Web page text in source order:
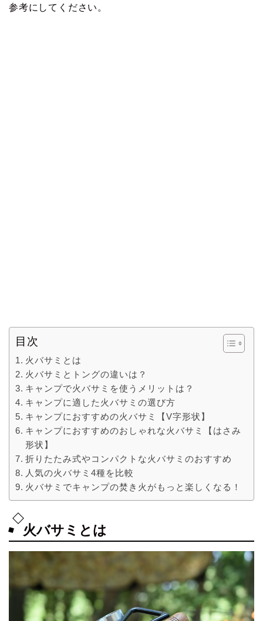
参考にしてください。
目次
火バサミとは
火バサミとトングの違いは？
キャンプで火バサミを使うメリットは？
キャンプに適した火バサミの選び方
キャンプにおすすめの火バサミ【V字形状】
キャンプにおすすめのおしゃれな火バサミ【はさみ
形状】
折りたたみ式やコンパクトな火バサミのおすすめ
人気の火バサミ4種を比較
火バサミでキャンプの焚き火がもっと楽しくなる！
火バサミとは